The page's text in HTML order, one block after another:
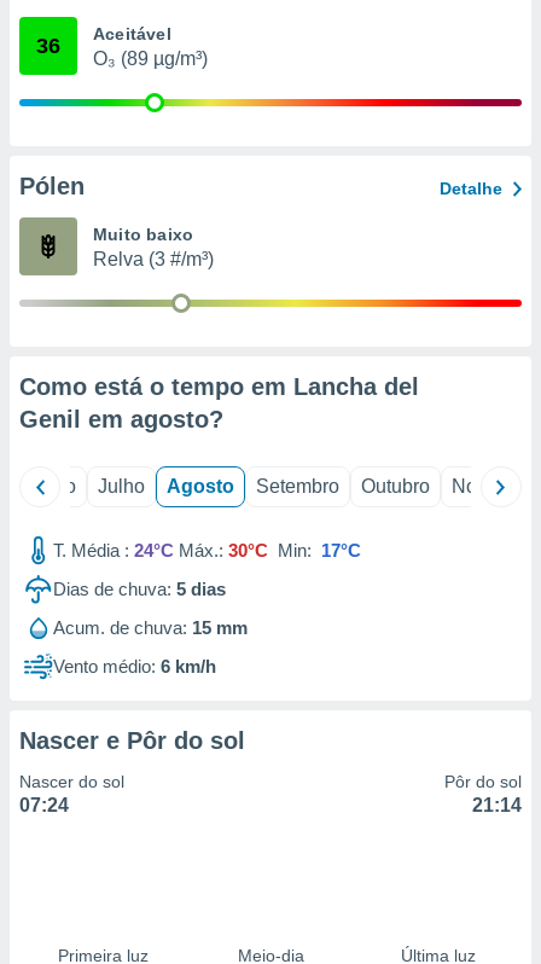
através
estudos
1199
36 Aceitável
O₃ (89 µg/m³)
Pólen Detalhe
Muito baixo
Relva (3 #/m³)
Como está o tempo em Lancha del
Genil em agosto?
Junho Julho Agosto Setembro Outubro Novembro
T. Média : 24°C Máx.: 30°C Min: 17°C
Dias de chuva: 5 dias
Acum. de chuva: 15 mm
Vento médio: 6 km/h
Nascer e Pôr do sol
Nascer do sol
07:24
Pôr do sol
21:14
Primeira luz
Meio-dia
Última luz